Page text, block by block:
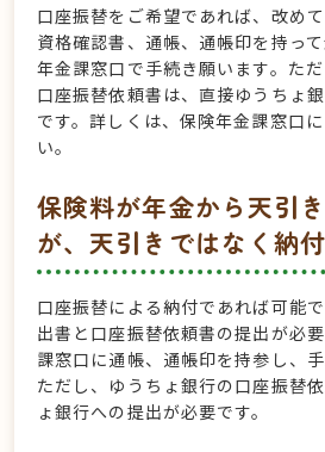
口座振替をご希望であれば、改めて
資格確認書、通帳、通帳印を持っ
年金課窓口で手続き願います。た
口座振替依頼書は、直接ゆうちょ
です。詳しくは、保険年金課窓口
い。
保険料が年金から天引
が、天引きではなく納
口座振替による納付であれば可能
出書と口座振替依頼書の提出が必
課窓口に通帳、通帳印を持参し、
ただし、ゆうちょ銀行の口座振替
ょ銀行への提出が必要です。